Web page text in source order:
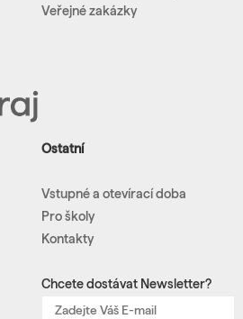
Veřejné zakázky
Ostatní
Vstupné a otevírací doba
Pro školy
Kontakty
Chcete dostávat Newsletter?